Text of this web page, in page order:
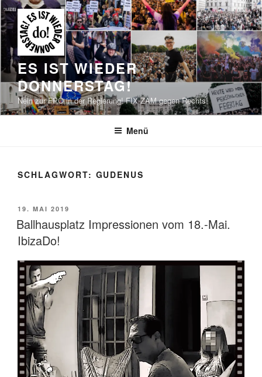
Zum
Inhalt
springen
ES IST WIEDER
DONNERSTAG!
Nein zur FPÖ in der Regierung! FIX ZAM gegen Rechts!
Menü
SCHLAGWORT: GUDENUS
VERÖFFENTLICHT
AM
19. MAI 2019
Ballhausplatz Impressionen vom 18.-Mai.
IbizaDo!